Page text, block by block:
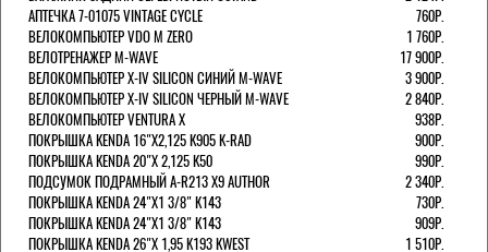
АПТЕЧКА 7-01075 VINTAGE CYCLE
760Р.
ВЕЛОКОМПЬЮТЕР VDO M ZERO
1 760Р.
ВЕЛОТРЕНАЖЕР M-WAVE
17 900Р.
ВЕЛОКОМПЬЮТЕР X-IV SILICON СИНИЙ M-WAVE
3 900Р.
ВЕЛОКОМПЬЮТЕР X-IV SILICON ЧЕРНЫЙ M-WAVE
2 840Р.
ВЕЛОКОМПЬЮТЕР VENTURA Х
938Р.
ПОКРЫШКА KENDA 16"Х2,125 K905 K-RAD
900Р.
ПОКРЫШКА KENDA 20"Х 2,125 K50
990Р.
ПОДСУМОК ПОДРАМНЫЙ A-R213 X9 AUTHOR
2 340Р.
ПОКРЫШКА KENDA 24"Х1 3/8" K143
730Р.
ПОКРЫШКА KENDA 24"Х1 3/8" K143
909Р.
ПОКРЫШКА KENDA 26"Х 1,95 K193 KWEST
1 510Р.